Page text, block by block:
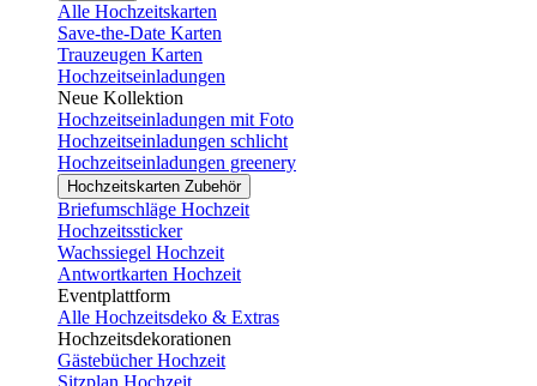
Alle Hochzeitskarten
Save-the-Date Karten
Trauzeugen Karten
Hochzeitseinladungen
Neue Kollektion
Hochzeitseinladungen mit Foto
Hochzeitseinladungen schlicht
Hochzeitseinladungen greenery
Hochzeitskarten Zubehör
Briefumschläge Hochzeit
Hochzeitssticker
Wachssiegel Hochzeit
Antwortkarten Hochzeit
Eventplattform
Alle Hochzeitsdeko & Extras
Hochzeitsdekorationen
Gästebücher Hochzeit
Sitzplan Hochzeit